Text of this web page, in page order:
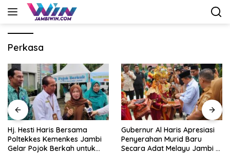
Langsung
Perkasa
Gubernur Al Haris Apresiasi
Penyerahan Murid Baru
Secara Adat Melayu Jambi di
Gubernur Al Haris Buka
PKKMB Poltekkes Kemenkes
Jambi, Tekankan Peran